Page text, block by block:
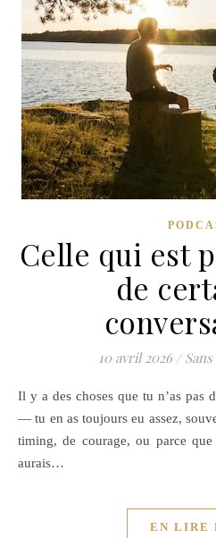
Celle qui est
de
10 avril 2026 /
Il y a des choses que tu n’as pas dites. Pas par manque de mots
— tu en as toujours eu assez,
timing, de courage, ou parce
aurais…
EN LIRE